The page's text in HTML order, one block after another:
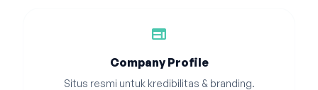
web
Company Profile
Situs resmi untuk kredibilitas & branding.